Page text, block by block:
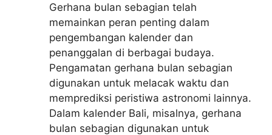
Gerhana bulan sebagian telah
memainkan peran penting dalam
pengembangan kalender dan
penanggalan di berbagai budaya.
Pengamatan gerhana bulan sebagian
digunakan untuk melacak waktu dan
memprediksi peristiwa astronomi lainnya.
Dalam kalender Bali, misalnya, gerhana
bulan sebagian digunakan untuk